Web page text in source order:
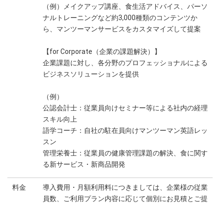
（例）メイクアップ講座、食生活アドバイス、パーソ
ナルトレーニングなど約3,000種類のコンテンツか
ら、マンツーマンサービスをカスタマイズして提案
【for Corporate（企業の課題解決）】
企業課題に対し、各分野のプロフェッショナルによる
ビジネスソリューションを提供
（例）
公認会計士：従業員向けセミナー等による社内の経理
スキル向上
語学コーチ：自社の駐在員向けマンツーマン英語レッ
スン
管理栄養士：従業員の健康管理課題の解決、食に関す
る新サービス・新商品開発
料金
導入費用・月額利用料につきましては、企業様の従業
員数、ご利用プラン内容に応じて個別にお見積とご提